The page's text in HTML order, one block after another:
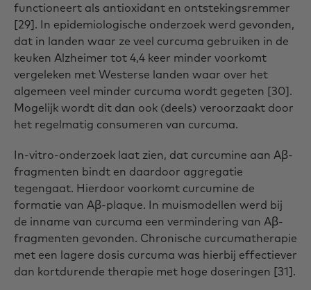
functioneert als antioxidant en ontstekingsremmer
[29]. In epidemiologische onderzoek werd gevonden,
dat in landen waar ze veel curcuma gebruiken in de
keuken Alzheimer tot 4,4 keer minder voorkomt
vergeleken met Westerse landen waar over het
algemeen veel minder curcuma wordt gegeten [30].
Mogelijk wordt dit dan ook (deels) veroorzaakt door
het regelmatig consumeren van curcuma.
In-vitro-onderzoek laat zien, dat curcumine aan Aβ-
fragmenten bindt en daardoor aggregatie
tegengaat. Hierdoor voorkomt curcumine de
formatie van Aβ-plaque. In muismodellen werd bij
de inname van curcuma een vermindering van Aβ-
fragmenten gevonden. Chronische curcumatherapie
met een lagere dosis curcuma was hierbij effectiever
dan kortdurende therapie met hoge doseringen [31].